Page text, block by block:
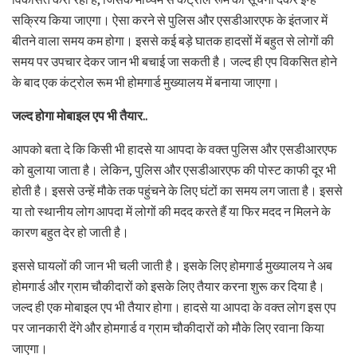
सक्रिय किया जाएगा। ऐसा करने से पुलिस और एसडीआरएफ के इंतजार में
बीतने वाला समय कम होगा। इससे कई बड़े घातक हादसों में बहुत से लोगों की
समय पर उपचार देकर जान भी बचाई जा सकती है। जल्द ही एप विकसित होने
के बाद एक कंट्रोल रूम भी होमगार्ड मुख्यालय में बनाया जाएगा।
जल्द होगा मोबाइल एप भी तैयार..
आपको बता दे कि किसी भी हादसे या आपदा के वक्त पुलिस और एसडीआरएफ
को बुलाया जाता है। लेकिन, पुलिस और एसडीआरएफ की पोस्ट काफी दूर भी
होती है। इससे उन्हें मौके तक पहुंचने के लिए घंटों का समय लग जाता है। इससे
या तो स्थानीय लोग आपदा में लोगों की मदद करते हैं या फिर मदद न मिलने के
कारण बहुत देर हो जाती है।
इससे घायलों की जान भी चली जाती है। इसके लिए होमगार्ड मुख्यालय ने अब
होमगार्ड और ग्राम चौकीदारों को इसके लिए तैयार करना शुरू कर दिया है।
जल्द ही एक मोबाइल एप भी तैयार होगा। हादसे या आपदा के वक्त लोग इस एप
पर जानकारी देंगे और होमगार्ड व ग्राम चौकीदारों को मौके लिए रवाना किया
जाएगा।